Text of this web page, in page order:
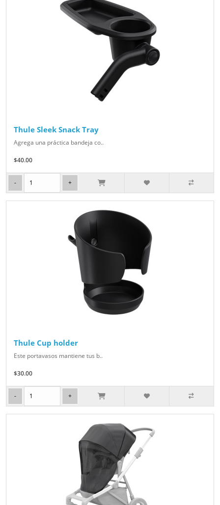
Thule Sleek Snack Tray
Agrega una práctica bandeja co..
$40.00
Thule Cup holder
Este portavasos mantiene tus b..
$30.00